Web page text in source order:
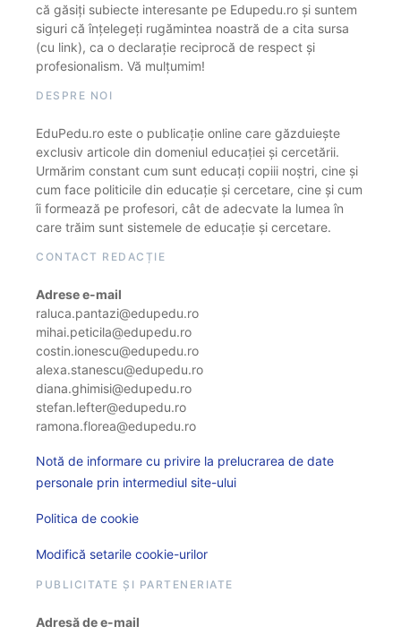
că găsiți subiecte interesante pe Edupedu.ro și suntem
siguri că înțelegeți rugămintea noastră de a cita sursa
(cu link), ca o declarație reciprocă de respect și
profesionalism. Vă mulțumim!
DESPRE NOI
EduPedu.ro este o publicație online care găzduiește
exclusiv articole din domeniul educației și cercetării.
Urmărim constant cum sunt educați copiii noștri, cine și
cum face politicile din educație și cercetare, cine și cum
îi formează pe profesori, cât de adecvate la lumea în
care trăim sunt sistemele de educație și cercetare.
CONTACT REDACȚIE
Adrese e-mail
raluca.pantazi@edupedu.ro
mihai.peticila@edupedu.ro
costin.ionescu@edupedu.ro
alexa.stanescu@edupedu.ro
diana.ghimisi@edupedu.ro
stefan.lefter@edupedu.ro
ramona.florea@edupedu.ro
Notă de informare cu privire la prelucrarea de date
personale prin intermediul site-ului
Politica de cookie
Modifică setarile cookie-urilor
PUBLICITATE ȘI PARTENERIATE
Adresă de e-mail